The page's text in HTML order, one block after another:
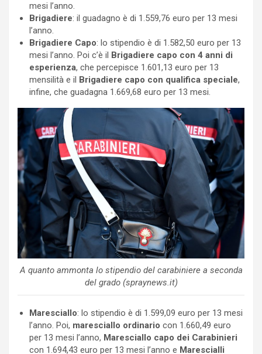
mesi l’anno.
Brigadiere: il guadagno è di 1.559,76 euro per 13 mesi
l’anno.
Brigadiere Capo: lo stipendio è di 1.582,50 euro per 13
mesi l’anno. Poi c’è il
Brigadiere capo con 4 anni di
esperienza, che percepisce 1.601,13 euro per 13
mensilità e il
Brigadiere capo con qualifica speciale,
infine, che guadagna 1.669,68 euro per 13 mesi.
A quanto ammonta lo stipendio del carabiniere a seconda
del grado (spraynews.it)
Maresciallo: lo stipendio è di 1.599,09 euro per 13 mesi
l’anno. Poi, maresciallo ordinario con 1.660,49 euro
per 13 mesi l’anno, Maresciallo capo dei Carabinieri
con 1.694,43 euro per 13 mesi l’anno e Marescialli